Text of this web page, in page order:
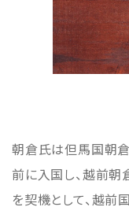
朝倉氏は但馬国朝
前に入国し、越前朝
を契機として、越前